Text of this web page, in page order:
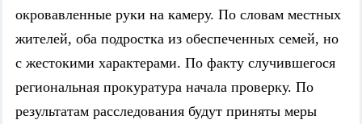
окровавленные руки на камеру. По словам местных
жителей, оба подростка из обеспеченных семей, но
с жестокими характерами. По факту случившегося
региональная прокуратура начала проверку. По
результатам расследования будут приняты меры